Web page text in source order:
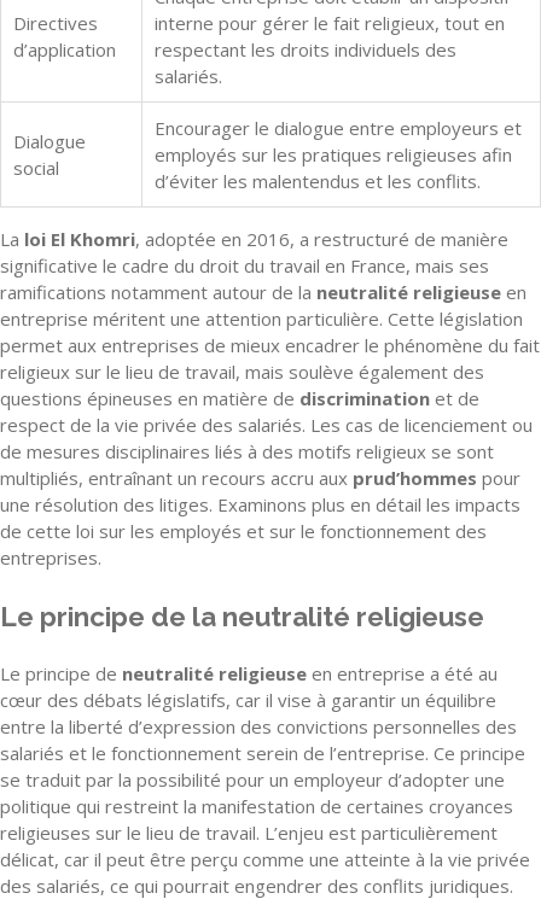
Directives
d’application
interne pour gérer le fait religieux, tout en
respectant les droits individuels des
salariés.
Dialogue
social
Encourager le dialogue entre employeurs et
employés sur les pratiques religieuses afin
d’éviter les malentendus et les conflits.
La loi El Khomri, adoptée en 2016, a restructuré de manière
significative le cadre du droit du travail en France, mais ses
ramifications notamment autour de la neutralité religieuse en
entreprise méritent une attention particulière. Cette législation
permet aux entreprises de mieux encadrer le phénomène du fait
religieux sur le lieu de travail, mais soulève également des
questions épineuses en matière de discrimination et de
respect de la vie privée des salariés. Les cas de licenciement ou
de mesures disciplinaires liés à des motifs religieux se sont
multipliés, entraînant un recours accru aux prud’hommes pour
une résolution des litiges. Examinons plus en détail les impacts
de cette loi sur les employés et sur le fonctionnement des
entreprises.
Le principe de la neutralité religieuse
Le principe de neutralité religieuse en entreprise a été au
cœur des débats législatifs, car il vise à garantir un équilibre
entre la liberté d’expression des convictions personnelles des
salariés et le fonctionnement serein de l’entreprise. Ce principe
se traduit par la possibilité pour un employeur d’adopter une
politique qui restreint la manifestation de certaines croyances
religieuses sur le lieu de travail. L’enjeu est particulièrement
délicat, car il peut être perçu comme une atteinte à la vie privée
des salariés, ce qui pourrait engendrer des conflits juridiques.